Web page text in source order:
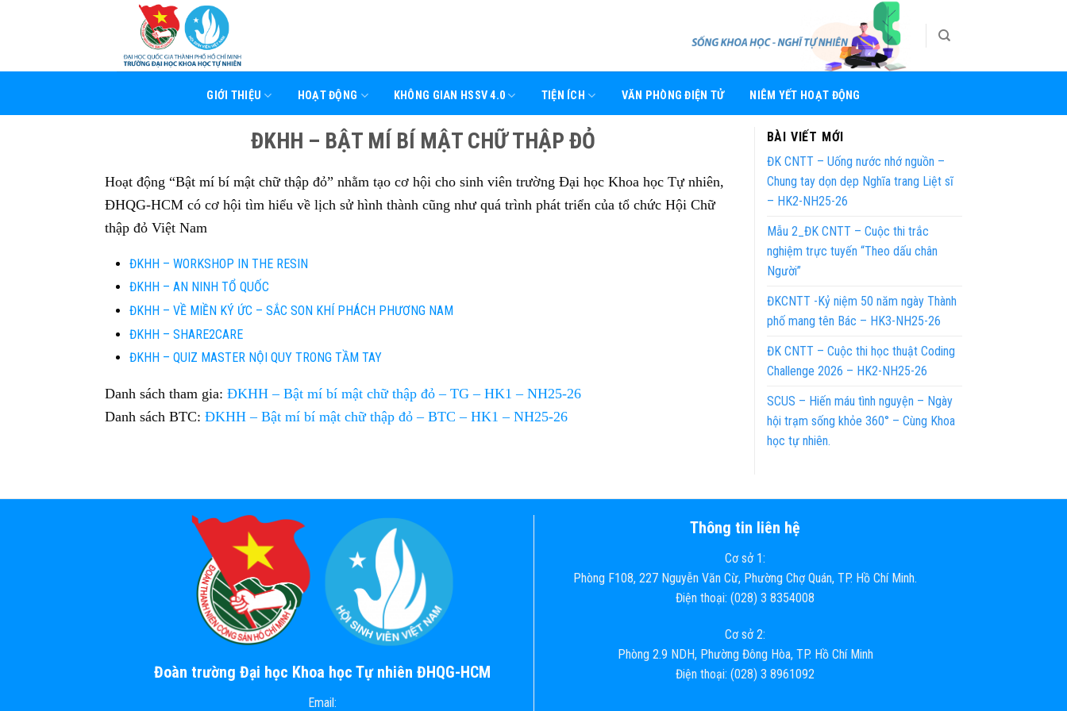
GIỚI THIỆU HOẠT ĐỘNG KHÔNG GIAN HSSV 4.0 TIỆN ÍCH VĂN PHÒNG ĐIỆN TỬ NIÊM YẾT HOẠT ĐỘNG
ĐKHH – BẬT MÍ BÍ MẬT CHỮ THẬP ĐỎ
Hoạt động “Bật mí bí mật chữ thập đỏ” nhằm tạo cơ hội cho sinh viên trường Đại học Khoa học Tự nhiên,
ĐHQG-HCM có cơ hội tìm hiểu về lịch sử hình thành cũng như quá trình phát triển của tổ chức Hội Chữ
thập đỏ Việt Nam
ĐKHH – WORKSHOP IN THE RESIN
ĐKHH – AN NINH TỔ QUỐC
ĐKHH – VỀ MIỀN KÝ ỨC – SẮC SON KHÍ PHÁCH PHƯƠNG NAM
ĐKHH – SHARE2CARE
ĐKHH – QUIZ MASTER NỘI QUY TRONG TẦM TAY
Danh sách tham gia: ĐKHH – Bật mí bí mật chữ thập đỏ – TG – HK1 – NH25-26
Danh sách BTC: ĐKHH – Bật mí bí mật chữ thập đỏ – BTC – HK1 – NH25-26
BÀI VIẾT MỚI
ĐK CNTT – Uống nước nhớ nguồn –
Chung tay dọn dẹp Nghĩa trang Liệt sĩ
– HK2-NH25-26
Mẫu 2_ĐK CNTT – Cuộc thi trắc
nghiệm trực tuyến “Theo dấu chân
Người”
ĐKCNTT -Kỷ niệm 50 năm ngày Thành
phố mang tên Bác – HK3-NH25-26
ĐK CNTT – Cuộc thi học thuật Coding
Challenge 2026 – HK2-NH25-26
SCUS – Hiến máu tình nguyện – Ngày
hội trạm sống khỏe 360° – Cùng Khoa
học tự nhiên.
Đoàn trường Đại học Khoa học Tự nhiên ĐHQG-HCM
Email:
Thông tin liên hệ
Cơ sở 1:
Phòng F108, 227 Nguyễn Văn Cừ, Phường Chợ Quán, TP. Hồ Chí Minh.
Điện thoại: (028) 3 8354008
Cơ sở 2:
Phòng 2.9 NDH, Phường Đông Hòa, TP. Hồ Chí Minh
Điện thoại: (028) 3 8961092